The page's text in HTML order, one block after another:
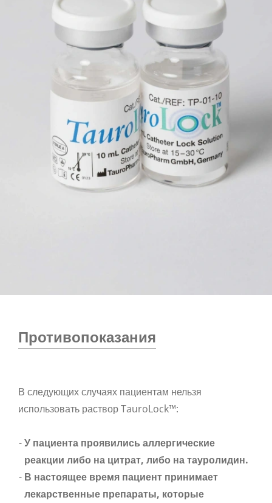
Противопоказания
В следующих случаях пациентам нельзя
использовать раствор TauroLock™:
У пациента проявились аллергические
реакции либо на цитрат, либо на тауролидин.
В настоящее время пациент принимает
лекарственные препараты, которые